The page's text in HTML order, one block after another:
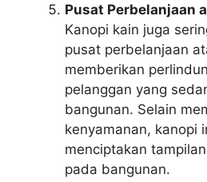
Pusat Perbelanjaan
Kanopi kain juga
pusat perbelanjaan
memberikan
pelanggan yang
bangunan. Selain
kenyamanan, kanopi
menciptakan
pada bangunan.